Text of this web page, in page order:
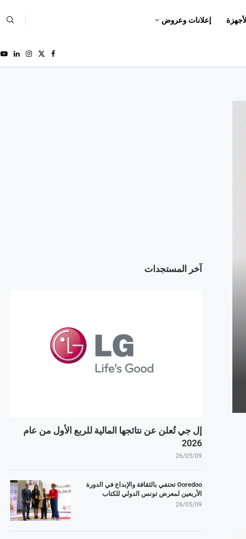
إعلانات وعروض
آخر المستجدات
إل جي تُعلن عن نتائجها المالية للربع الأول من عام
2026
26/05/09
Ooredoo تحتفي بالثقافة والإبداع في الدورة
الأربعين لمعرض تونس الدولي للكتاب
26/05/09